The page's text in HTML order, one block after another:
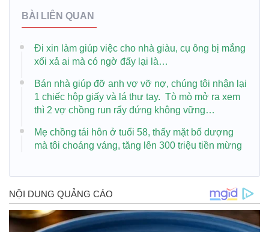
BÀI LIÊN QUAN
Đi xin làm giúp việc cho nhà giàu, cụ ông bị mắng
xối xả ai mà có ngờ đấy lại là…
Bán nhà giúp đỡ anh vợ vỡ nợ, chúng tôi nhận lại
1 chiếc hộp giấy và lá thư tay. Tò mò mở ra xem
thì 2 vợ chồng run rẩy đứng không vững…
Mẹ chồng tái hôn ở tuổi 58, thấy mặt bố dượng
mà tôi choáng váng, tăng lên 300 triệu tiền mừng